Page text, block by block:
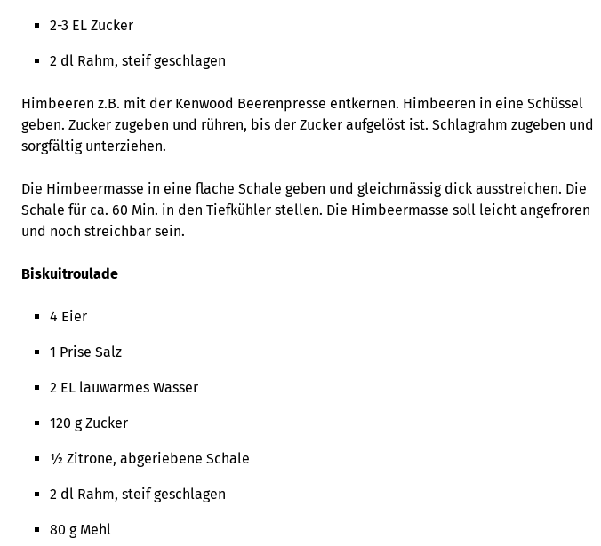
2-3 EL Zucker
2 dl Rahm, steif geschlagen
Himbeeren z.B. mit der Kenwood Beerenpresse entkernen. Himbeeren in eine Schüssel
geben. Zucker zugeben und rühren, bis der Zucker aufgelöst ist. Schlagrahm zugeben und
sorgfältig unterziehen.
Die Himbeermasse in eine flache Schale geben und gleichmässig dick ausstreichen. Die
Schale für ca. 60 Min. in den Tiefkühler stellen. Die Himbeermasse soll leicht angefroren
und noch streichbar sein.
Biskuitroulade
4 Eier
1 Prise Salz
2 EL lauwarmes Wasser
120 g Zucker
½ Zitrone, abgeriebene Schale
2 dl Rahm, steif geschlagen
80 g Mehl